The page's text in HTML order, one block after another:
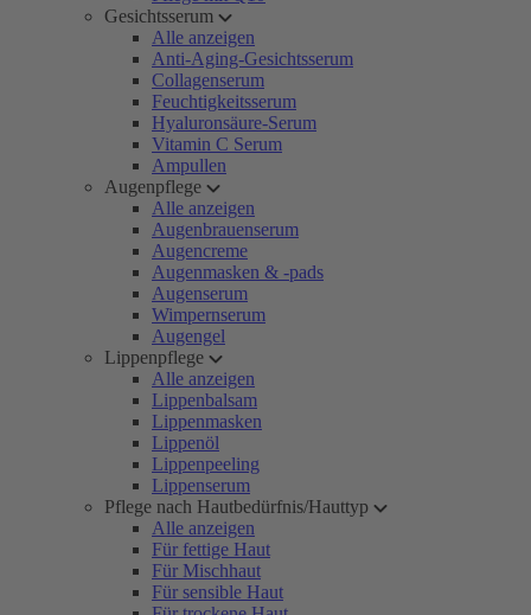
Gesichtsserum
Alle anzeigen
Anti-Aging-Gesichtsserum
Collagenserum
Feuchtigkeitsserum
Hyaluronsäure-Serum
Vitamin C Serum
Ampullen
Augenpflege
Alle anzeigen
Augenbrauenserum
Augencreme
Augenmasken & -pads
Augenserum
Wimpernserum
Augengel
Lippenpflege
Alle anzeigen
Lippenbalsam
Lippenmasken
Lippenöl
Lippenpeeling
Lippenserum
Pflege nach Hautbedürfnis/Hauttyp
Alle anzeigen
Für fettige Haut
Für Mischhaut
Für sensible Haut